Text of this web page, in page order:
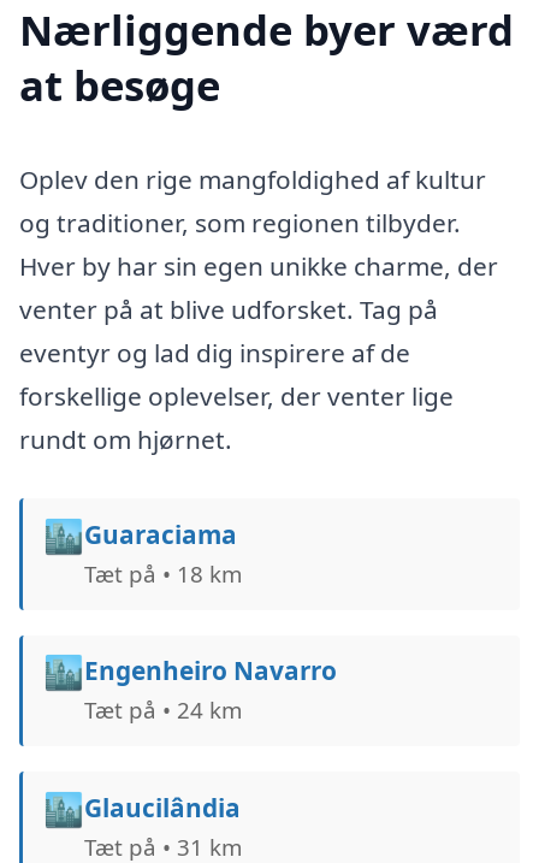
Nærliggende byer værd
at besøge
Oplev den rige mangfoldighed af kultur
og traditioner, som regionen tilbyder.
Hver by har sin egen unikke charme, der
venter på at blive udforsket. Tag på
eventyr og lad dig inspirere af de
forskellige oplevelser, der venter lige
rundt om hjørnet.
🏙️Guaraciama
Tæt på • 18 km
🏙️Engenheiro Navarro
Tæt på • 24 km
🏙️Glaucilândia
Tæt på • 31 km